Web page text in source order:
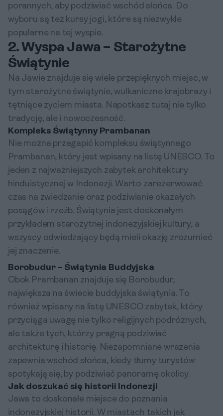
porannych, aby podziwiać wschód słońca. Do
wyboru są też kursy jogi, które są niezwykle
popularne na tej wyspie.
2. Wyspa Jawa – Starożytne
Świątynie
Na Jawie znajduje się wiele przepięknych miejsc, w
tym starożytne świątynie, wulkaniczne krajobrazy i
tętniące życiem miasta. Napotkasz tutaj nie tylko
tradycję, ale i nowoczesność.
Kompleks Świątynny Prambanan
Nie można przegapić kompleksu świątynnego
Prambanan, który jest wpisany na listę UNESCO. To
jeden z najważniejszych zabytek architektury
hinduistycznej w Indonezji. Warto zarezerwować
czas na zwiedzanie oraz podziwianie okazałych
posągów i rzeźb. Świątynia jest doskonałym
przykładem starożytnej indonezyjskiej kultury, a
wszyscy odwiedzający będą mieli okazję zrozumieć
jej znaczenie.
Borobudur – Świątynia Buddyjska
Obok Prambanan znajduje się Borobudur,
największa na świecie buddyjska świątynia. To
również wpisany na listę UNESCO zabytek, który
przyciąga uwagę nie tylko religijnych podróżnych,
ale także tych, którzy pragną podziwiać
architekturę i historię. Niezapomniane wrażenia
zapewnia wschód słońca, kiedy tłumy turystów
spotykają się, by podziwiać panoramę okolicy.
Jak doszukać się historii Indonezji
Jawa to doskonałe miejsce do poznania
indonezyjskiej historii. W miastach takich jak